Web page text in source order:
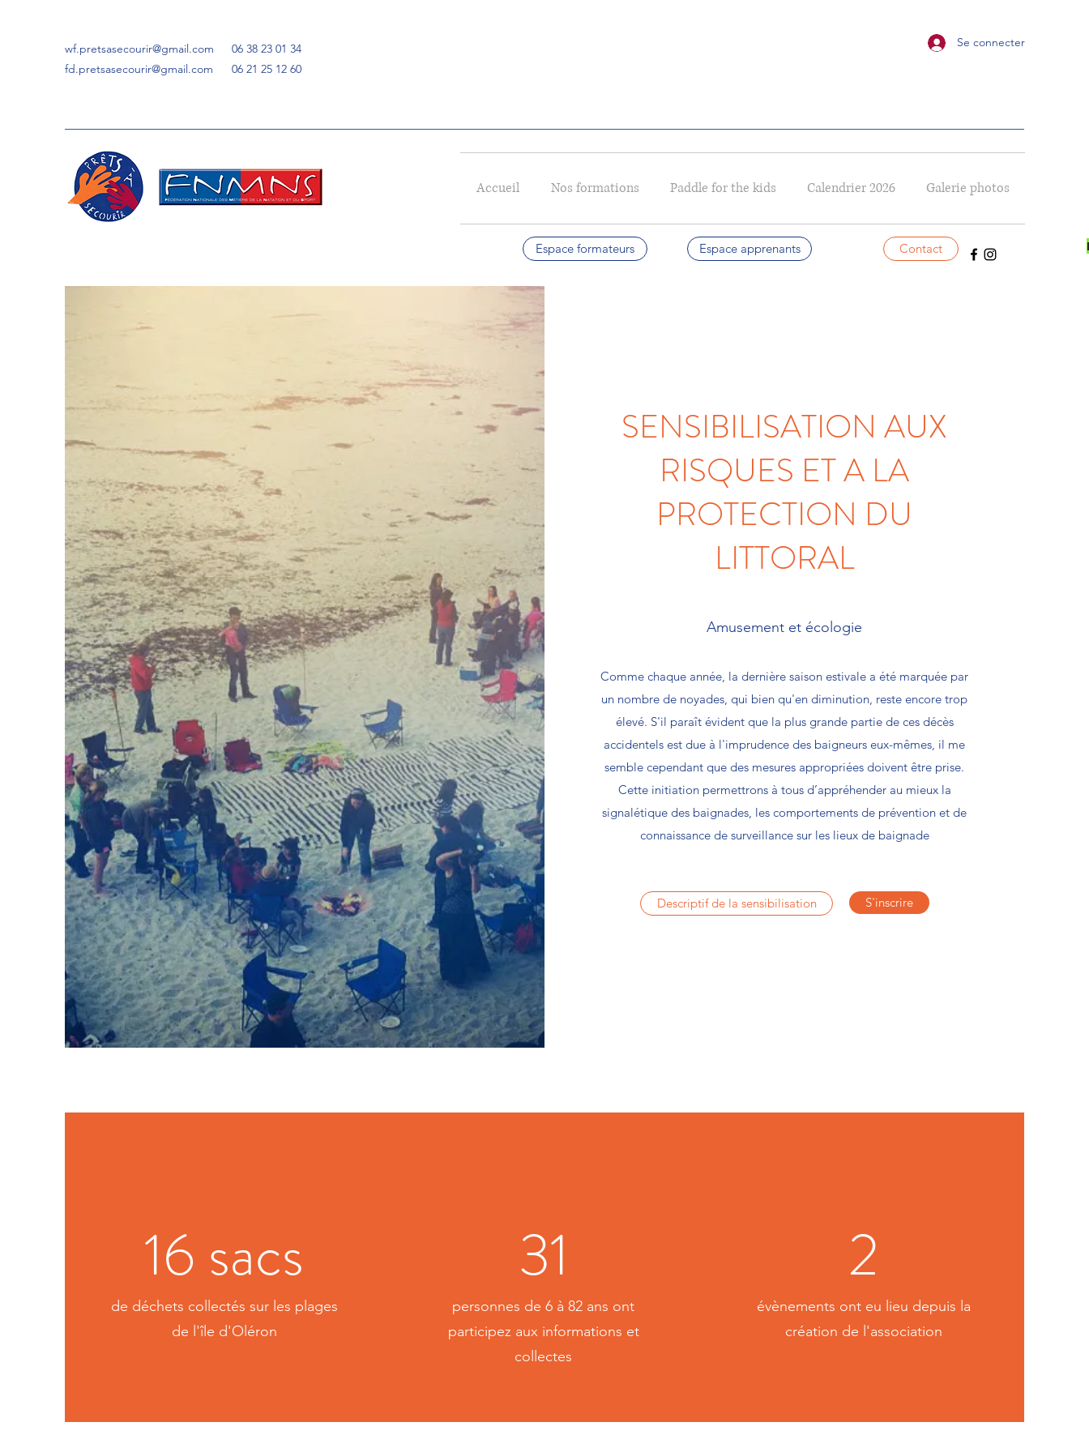
wf.pretsasecourir@gmail.com
fd.pretsasecourir@gmail.com
06 38 23 01 34
06 21 25 12 60
Se connecter
Accueil Nos formations Paddle for the kids Calendrier 2026 Galerie photos
Espace formateurs Espace apprenants Contact
SENSIBILISATION AUX
RISQUES ET A LA
PROTECTION DU
LITTORAL
Amusement et écologie
Comme chaque année, la dernière saison estivale a été marquée par
un nombre de noyades, qui bien qu'en diminution, reste encore trop
élevé. S'il paraît évident que la plus grande partie de ces décès
accidentels est due à l'imprudence des baigneurs eux-mêmes, il me
semble cependant que des mesures appropriées doivent être prise.
Cette initiation permettrons à tous d’appréhender au mieux la
signalétique des baignades, les comportements de prévention et de
connaissance de surveillance sur les lieux de baignade
Descriptif de la sensibilisation S'inscrire
16 sacs
de déchets collectés sur les plages
de l'île d'Oléron
31
personnes de 6 à 82 ans ont
participez aux informations et
collectes
2
évènements ont eu lieu depuis la
création de l'association